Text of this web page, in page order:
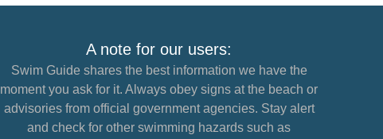
A note for our users:
Swim Guide shares the best information we have the
moment you ask for it. Always obey signs at the beach or
advisories from official government agencies. Stay alert
and check for other swimming hazards such as